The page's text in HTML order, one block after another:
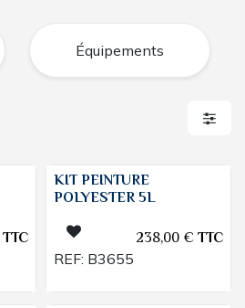
Équipements
TTC
KIT PEINTURE
POLYESTER 5L
238,00€TTC
REF: B3655